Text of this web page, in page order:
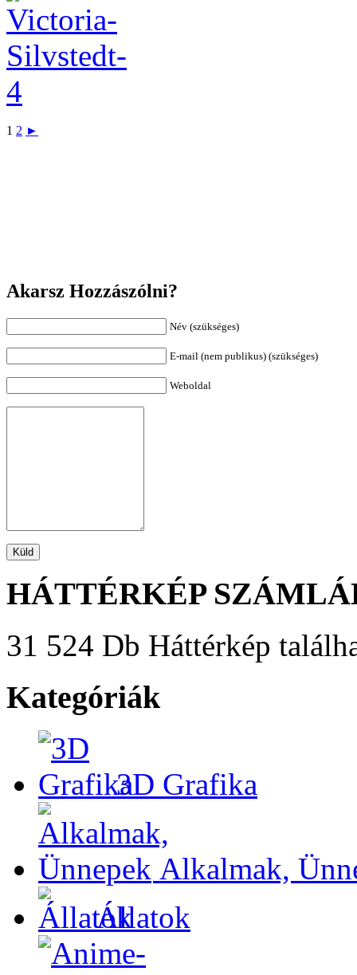
1 2 ►
Akarsz Hozzászólni?
Név (szükséges)
E-mail (nem publikus) (szükséges)
Weboldal
HÁTTÉRKÉP
31 524 Db Háttérkép
Kategóriák
3D Grafika
Alkalmak,
Állatok